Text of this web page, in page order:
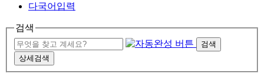
다국어입력
검색
검색
상세검색